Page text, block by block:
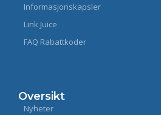
Informasjonskapsler
Link Juice
FAQ Rabattkoder
Oversikt
Nyheter